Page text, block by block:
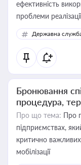
ефективність
проблеми
Державна
Бронювання
процедура,
Про що тема: Про
підприємствах,
критично
мобілізації